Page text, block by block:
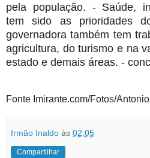
pela população. - Saúde,
tem sido as prioridades
governadora também tem
agricultura, do turismo e na
estado e demais áreas. -
Fonte Imirante.com/Fotos/
Irmão Inaldo às 02:05
Compartilhar